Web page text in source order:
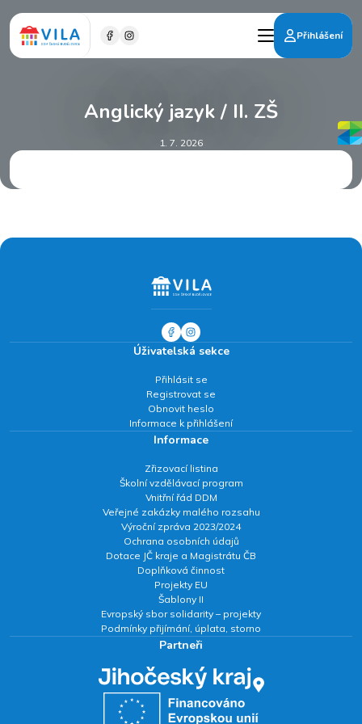
Přihlášení
Anglický jazyk / II. ZŠ
1. 7. 2026
Úživatelská sekce
Přihlásit se
Registrovat se
Obnovit heslo
Informace k přihlášení
Informace
Zřizovací listina
Školní vzdělávací program
Vnitřní řád DDM
Veřejné zakázky malého rozsahu
Výroční zpráva 2023/2024
Ochrana osobních údajů
Dotace JČ kraje a Magistrátu ČB
Doplňková činnost
Projekty EU
Šablony II
Evropský sbor solidarity – projekty
Podmínky přijímání, úplata, storno
Partneři